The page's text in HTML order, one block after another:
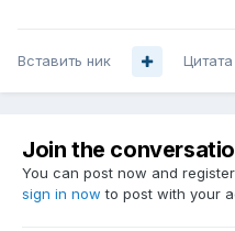
Вставить ник Цитата
Join the
You can post now and
sign in now to post with your